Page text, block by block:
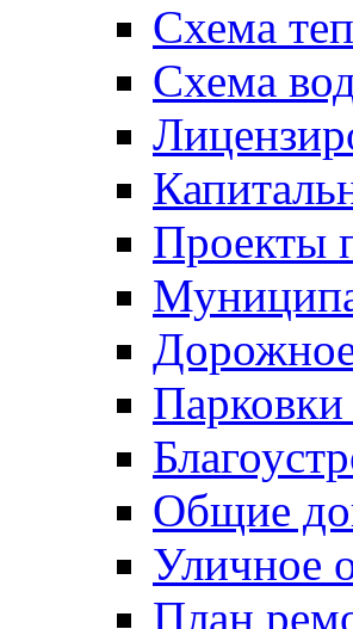
Схема
Схема
Проекты
Общие
Уличное
План